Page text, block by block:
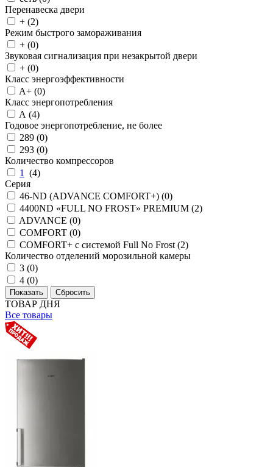
Перенавеска двери
+ (2)
Режим быстрого замораживания
+ (0)
Звуковая сигнализация при незакрытой двери
+ (0)
Класс энергоэффективности
A+ (0)
Класс энергопотребления
A (4)
Годовое энергопотребление, не более
289 (0)
293 (0)
Количество компрессоров
1
(4)
Серия
46-ND (ADVANCE COMFORT+) (0)
4400ND «FULL NO FROST» PREMIUM (2)
ADVANCE (0)
COMFORT (0)
COMFORT+ с системой Full No Frost (2)
Количество отделений морозильной камеры
3 (0)
4 (0)
ТОВАР ДНЯ
Все товары